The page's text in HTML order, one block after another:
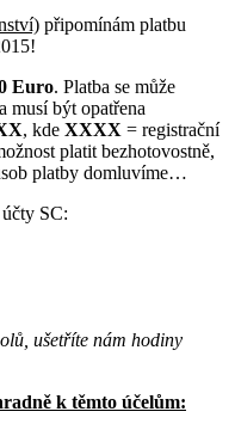
připomínám platbu
Euro. Platba se může
musí být opatřena
, kde XXXX = registrační
platit bezhotovostně,
platby domluvíme…
SC:
ušetříte nám hodiny
k těmto účelům: